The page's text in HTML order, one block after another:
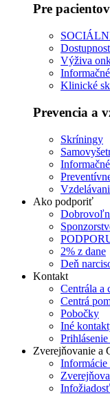
Pre pacientov
Výživa
Klinické
Prevencia a
Skríningy
Ako podporiť
2% z dane
Deň
Kontakt
Centrála a
Centrá
Pobočky
Iné
Zverejňovanie a
Informácie
Infožiadosť